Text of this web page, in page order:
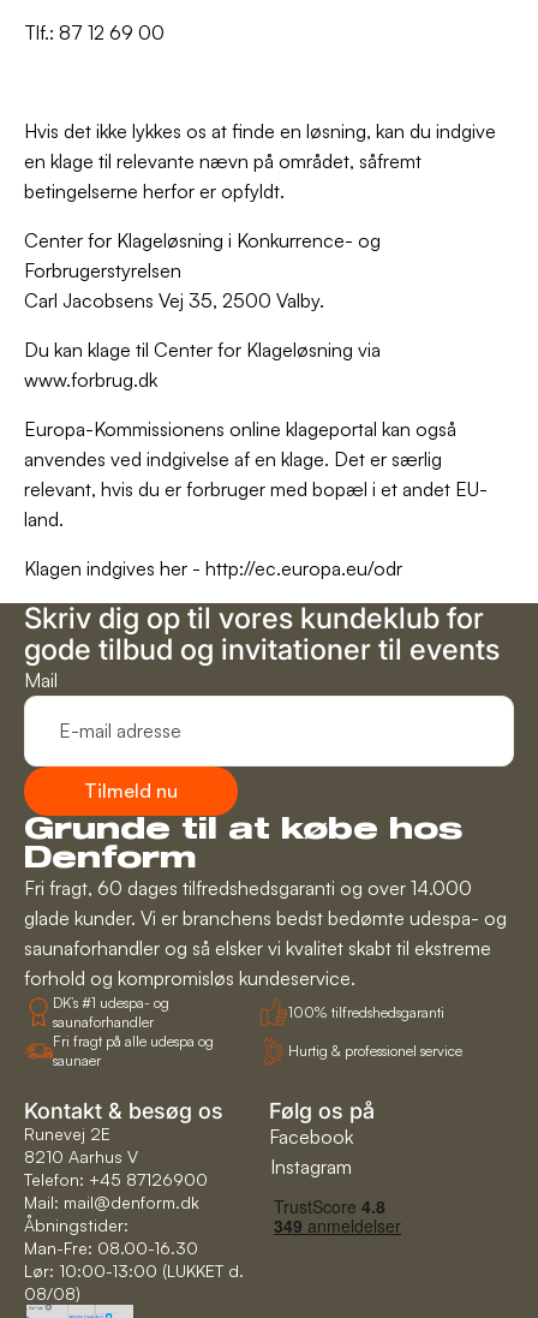
Tlf.: 87 12 69 00
Hvis det ikke lykkes os at finde en løsning, kan du indgive
en klage til relevante nævn på området, såfremt
betingelserne herfor er opfyldt.
Center for Klageløsning i Konkurrence- og
Forbrugerstyrelsen
Carl Jacobsens Vej 35, 2500 Valby.
Du kan klage til Center for Klageløsning via
www.forbrug.dk
Europa-Kommissionens online klageportal kan også
anvendes ved indgivelse af en klage. Det er særlig
relevant, hvis du er forbruger med bopæl i et andet EU-
land.
Klagen indgives her - http://ec.europa.eu/odr
Skriv dig op til vores kundeklub for
gode tilbud og invitationer til events
Mail
Tilmeld nu
Grunde til at købe hos
Denform
Fri fragt, 60 dages tilfredshedsgaranti og over 14.000
glade kunder. Vi er branchens bedst bedømte udespa- og
saunaforhandler og så elsker vi kvalitet skabt til ekstreme
forhold og kompromisløs kundeservice.
DK’s #1 udespa- og
saunaforhandler
100% tilfredshedsgaranti
Fri fragt på alle udespa og
saunaer
Hurtig & professionel service
Kontakt & besøg os
Runevej 2E
8210 Aarhus V
Telefon: +45 87126900
Mail: mail@denform.dk
Åbningstider:
Man-Fre: 08.00-16.30
Lør: 10:00-13:00 (LUKKET d.
08/08)
Følg os på
Facebook
Instagram